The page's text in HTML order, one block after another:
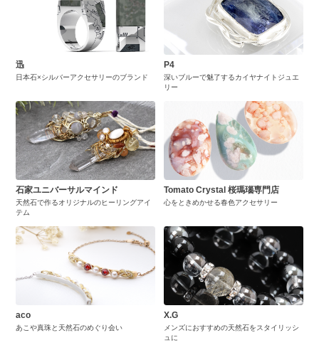
迅
日本石×シルバーアクセサリーのブランド
P4
深いブルーで魅了するカイヤナイトジュエ
リー
石家ユニバーサルマインド
天然石で作るオリジナルのヒーリングアイ
テム
Tomato Crystal 桜瑪瑙専門店
心をときめかせる春色アクセサリー
aco
あこや真珠と天然石のめぐり会い
X.G
メンズにおすすめの天然石をスタイリッシ
ュに